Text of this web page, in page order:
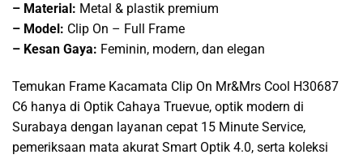
– Material: Metal & plastik premium
– Model: Clip On – Full Frame
– Kesan Gaya: Feminin, modern, dan elegan
Temukan Frame Kacamata Clip On Mr&Mrs Cool H30687
C6 hanya di Optik Cahaya Truevue, optik modern di
Surabaya dengan layanan cepat 15 Minute Service,
pemeriksaan mata akurat Smart Optik 4.0, serta koleksi